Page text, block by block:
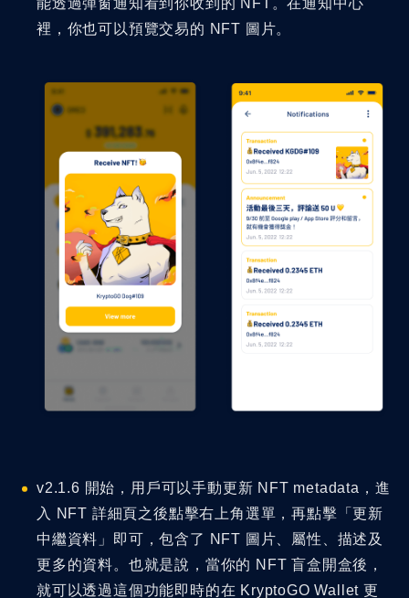
能透過彈窗通知看到你收到的 NFT。在通知中心
裡，你也可以預覽交易的 NFT 圖片。
v2.1.6 開始，用戶可以手動更新 NFT metadata，進
入 NFT 詳細頁之後點擊右上角選單，再點擊「更新
中繼資料」即可，包含了 NFT 圖片、屬性、描述及
更多的資料。也就是說，當你的 NFT 盲盒開盒後，
就可以透過這個功能即時的在 KryptoGO Wallet 更